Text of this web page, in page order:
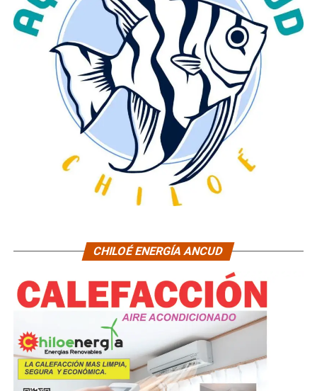
CHILOÉ ENERGÍA ANCUD